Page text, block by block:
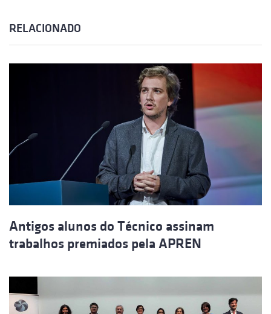
RELACIONADO
Antigos alunos do Técnico assinam
trabalhos premiados pela APREN